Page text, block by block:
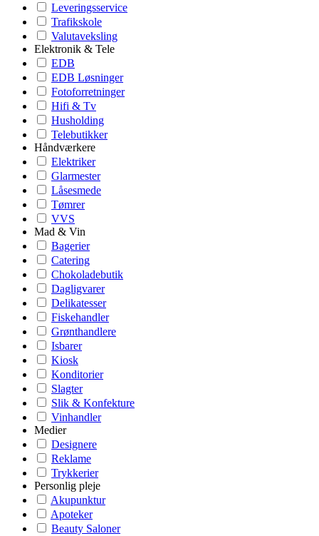
Leveringsservice
Trafikskole
Valutaveksling
Elektronik & Tele
EDB
EDB Løsninger
Fotoforretninger
Hifi & Tv
Husholding
Telebutikker
Håndværkere
Elektriker
Glarmester
Låsesmede
Tømrer
VVS
Mad & Vin
Bagerier
Catering
Chokoladebutik
Dagligvarer
Delikatesser
Fiskehandler
Grønthandlere
Isbarer
Kiosk
Konditorier
Slagter
Slik & Konfekture
Vinhandler
Medier
Designere
Reklame
Trykkerier
Personlig pleje
Akupunktur
Apoteker
Beauty Saloner